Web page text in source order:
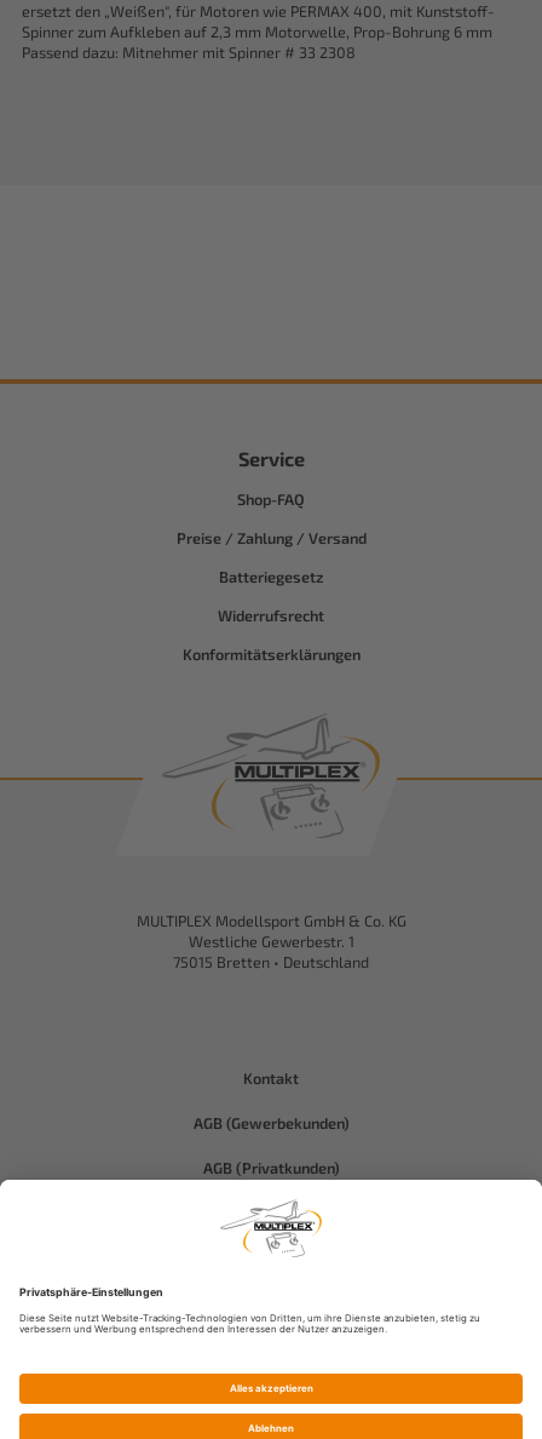
ersetzt den „Weißen", für Motoren wie PERMAX 400, mit Kunststoff-
Spinner zum Aufkleben auf 2,3 mm Motorwelle, Prop-Bohrung 6 mm
Passend dazu: Mitnehmer mit Spinner # 33 2308
Service
Shop-FAQ
Preise / Zahlung / Versand
Batteriegesetz
Widerrufsrecht
Konformitätserklärungen
MULTIPLEX Modellsport GmbH & Co. KG
Westliche Gewerbestr. 1
75015 Bretten • Deutschland
Kontakt
AGB (Gewerbekunden)
AGB (Privatkunden)
Datenschutz
Compliance-Hitec